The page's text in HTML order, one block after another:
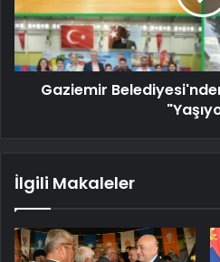
Gaziemir
İlgili Makaleler